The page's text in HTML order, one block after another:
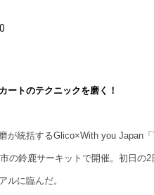
ートのテクニックを磨く！
が統括するGlico×With you Japan
の鈴鹿サーキットで開催。初日の
ルに臨んだ。